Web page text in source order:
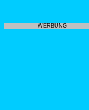
WERBUNG